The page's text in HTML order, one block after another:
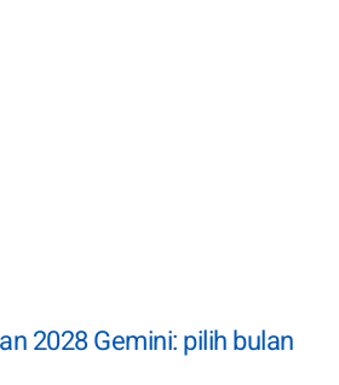
2028 Gemini: pilih bulan